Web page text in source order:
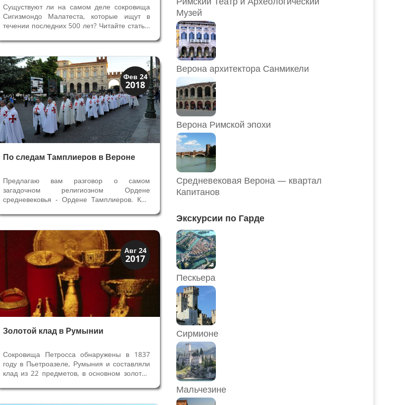
Сущуствуют ли на самом деле сокровища
Сигизмондо Малатеста, которые ищут в
течении последних 500 лет? Читайте статью
десятилетие жизни Сигизмондо Малатеста
не было легким и удачным — политическая
изоляция, конфликт с Папой,...
Фев 24
2018
Верона
Экскурсии
По следам Тамплиеров в Вероне
Предлагаю вам разговор о самом
загадочном религиозном Ордене
средневековья - Ордене Тамплиеров. Кем
или амбициозными и жадными монахами?
Еретиками или посвященными в высшую
мудрость? «Будь доблестным и сражайся,
как наши наши...
Авг 24
2017
История
Клады и медали
Золотой клад в Румынии
Сокровища Петросса обнаружены в 1837
году в Пьетроазеле, Румыния и составляли
клад из 22 предметов, в основном золотых
ожерелья с руническими письменами. Эти
Музей
Верона архитектора Санмикели
Верона Римской эпохи
Средневековая Верона — квартал
Капитанов
Экскурсии по Гарде
Пескьера
Сирмионе
Мальчезине